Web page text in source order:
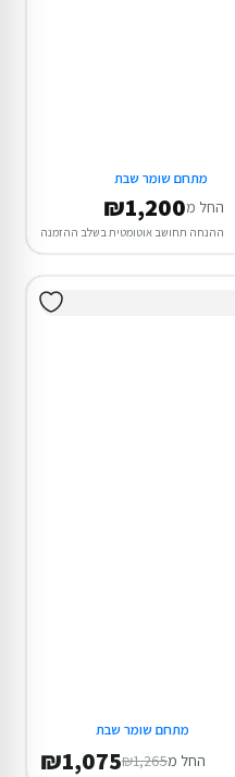
מתחם שומר שבת
החל מ₪1,200
ההנחה תחושב אוטומטית בשלב ההזמנה
מתחם שומר שבת
החל מ₪1,265
₪1,075